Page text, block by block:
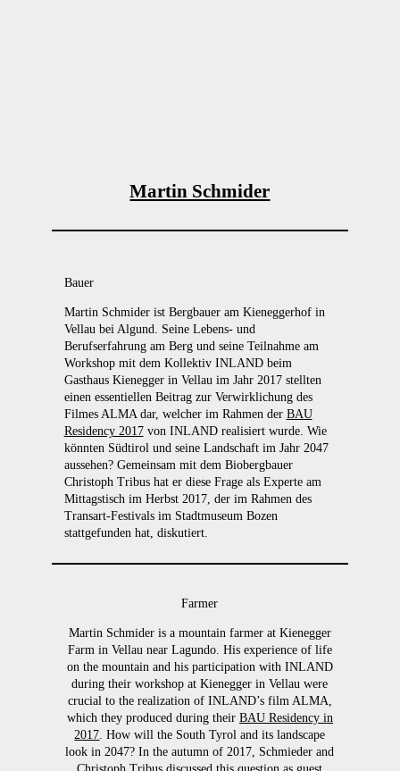
Martin Schmider
Bauer
Martin Schmider ist Bergbauer am Kieneggerhof in
Vellau bei Algund. Seine Lebens- und
Berufserfahrung am Berg und seine Teilnahme am
Workshop mit dem Kollektiv INLAND beim
Gasthaus Kienegger in Vellau im Jahr 2017 stellten
einen essentiellen Beitrag zur Verwirklichung des
Filmes ALMA dar, welcher im Rahmen der BAU
Residency 2017von INLAND realisiert wurde. Wie
könnten Südtirol und seine Landschaft im Jahr 2047
aussehen? Gemeinsam mit dem Biobergbauer
Christoph Tribus hat er diese Frage als Experte am
Mittagstisch im Herbst 2017, der im Rahmen des
Transart-Festivals im Stadtmuseum Bozen
stattgefunden hat, diskutiert.
Farmer
Martin Schmider is a mountain farmer at Kienegger
Farm in Vellau near Lagundo. His experience of life
on the mountain and his participation with INLAND
during their workshop at Kienegger in Vellau were
crucial to the realization of INLAND’s film ALMA,
which they produced during their BAU Residency in
2017 . How will the South Tyrol and its landscape
look in 2047? In the autumn of 2017, Schmieder and